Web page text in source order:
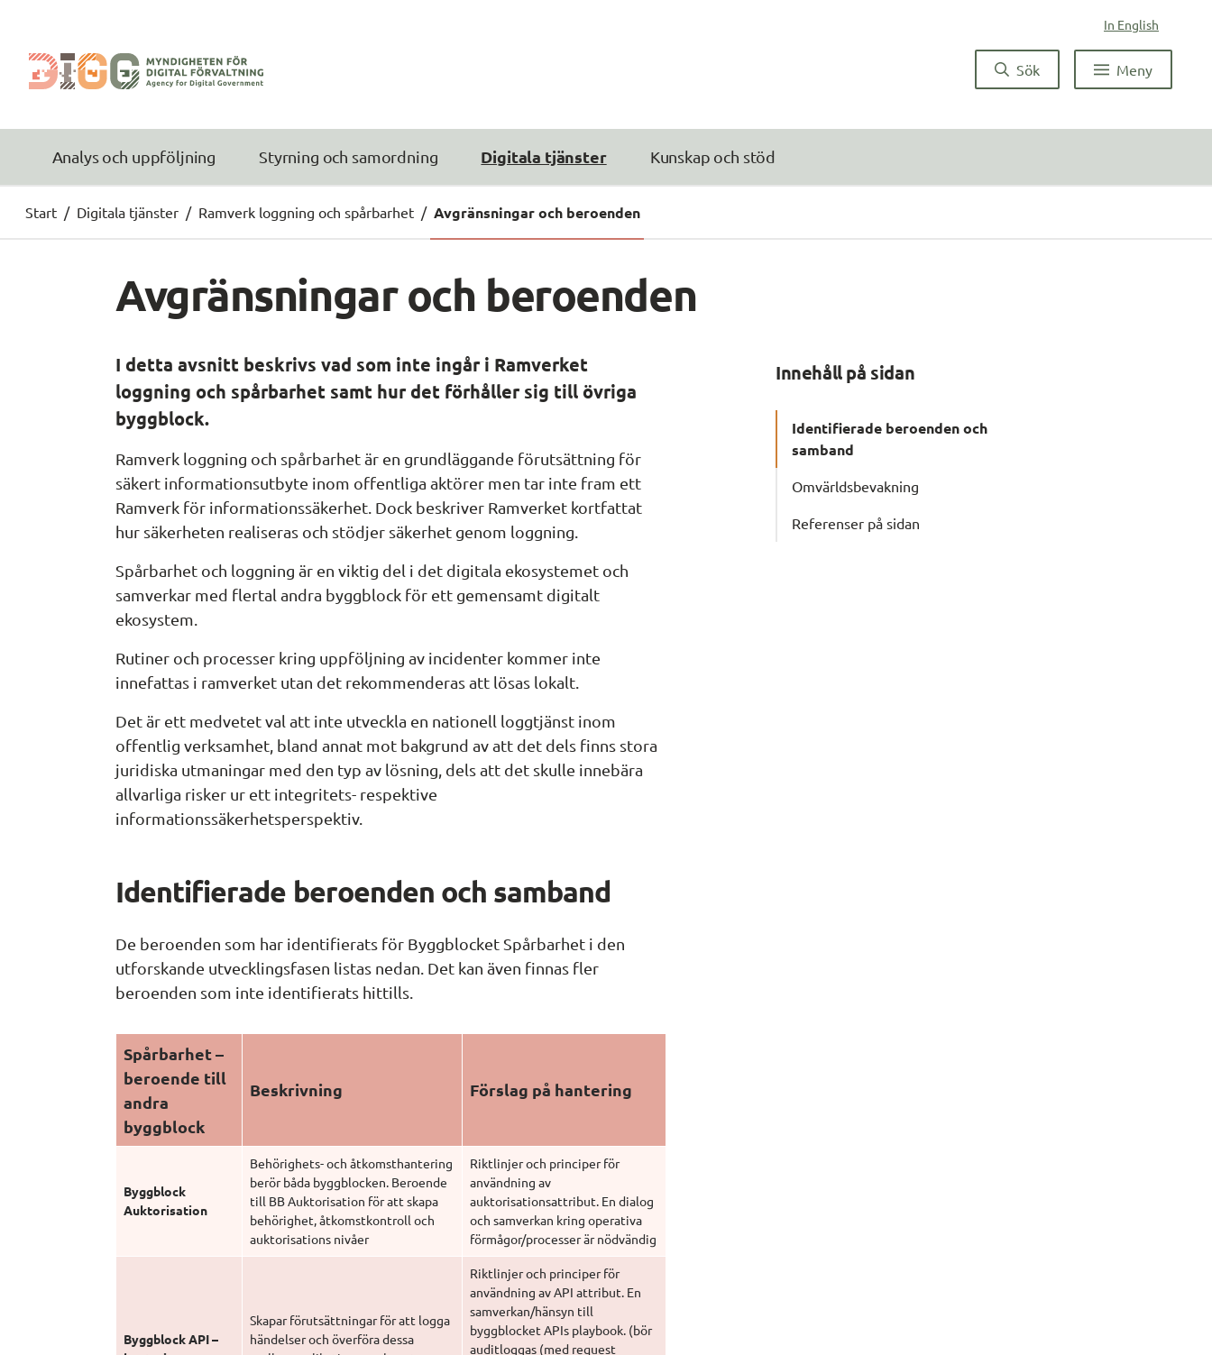
In English
Sök Meny
Analys och uppföljning Styrning och samordning Digitala tjänster Kunskap och stöd
Start / Digitala tjänster / Ramverk loggning och spårbarhet / Avgränsningar och beroenden
Avgränsningar och beroenden
I detta avsnitt beskrivs vad som inte ingår i Ramverket
loggning och spårbarhet samt hur det förhåller sig till övriga
byggblock.
Innehåll på sidan
Identifierade beroenden och
samband
Omvärldsbevakning
Referenser på sidan
Ramverk loggning och spårbarhet är en grundläggande förutsättning för
säkert informationsutbyte inom offentliga aktörer men tar inte fram ett
Ramverk för informationssäkerhet. Dock beskriver Ramverket kortfattat
hur säkerheten realiseras och stödjer säkerhet genom loggning.
Spårbarhet och loggning är en viktig del i det digitala ekosystemet och
samverkar med flertal andra byggblock för ett gemensamt digitalt
ekosystem.
Rutiner och processer kring uppföljning av incidenter kommer inte
innefattas i ramverket utan det rekommenderas att lösas lokalt.
Det är ett medvetet val att inte utveckla en nationell loggtjänst inom
offentlig verksamhet, bland annat mot bakgrund av att det dels finns stora
juridiska utmaningar med den typ av lösning, dels att det skulle innebära
allvarliga risker ur ett integritets- respektive
informationssäkerhetsperspektiv.
Identifierade beroenden och samband
De beroenden som har identifierats för Byggblocket Spårbarhet i den
utforskande utvecklingsfasen listas nedan. Det kan även finnas fler
beroenden som inte identifierats hittills.
Spårbarhet –
beroende till
andra
byggblock
Beskrivning Förslag på hantering
Byggblock
Auktorisation
Behörighets- och åtkomsthantering
berör båda byggblocken. Beroende
till BB Auktorisation för att skapa
behörighet, åtkomstkontroll och
auktorisations nivåer
Riktlinjer och principer för
användning av
auktorisationsattribut. En dialog
och samverkan kring operativa
förmågor/processer är nödvändig
Byggblock API –
Skapar förutsättningar för att logga
händelser och överföra dessa
Riktlinjer och principer för
användning av API attribut. En
samverkan/hänsyn till
byggblocket APIs playbook. (bör
auditloggas (med request